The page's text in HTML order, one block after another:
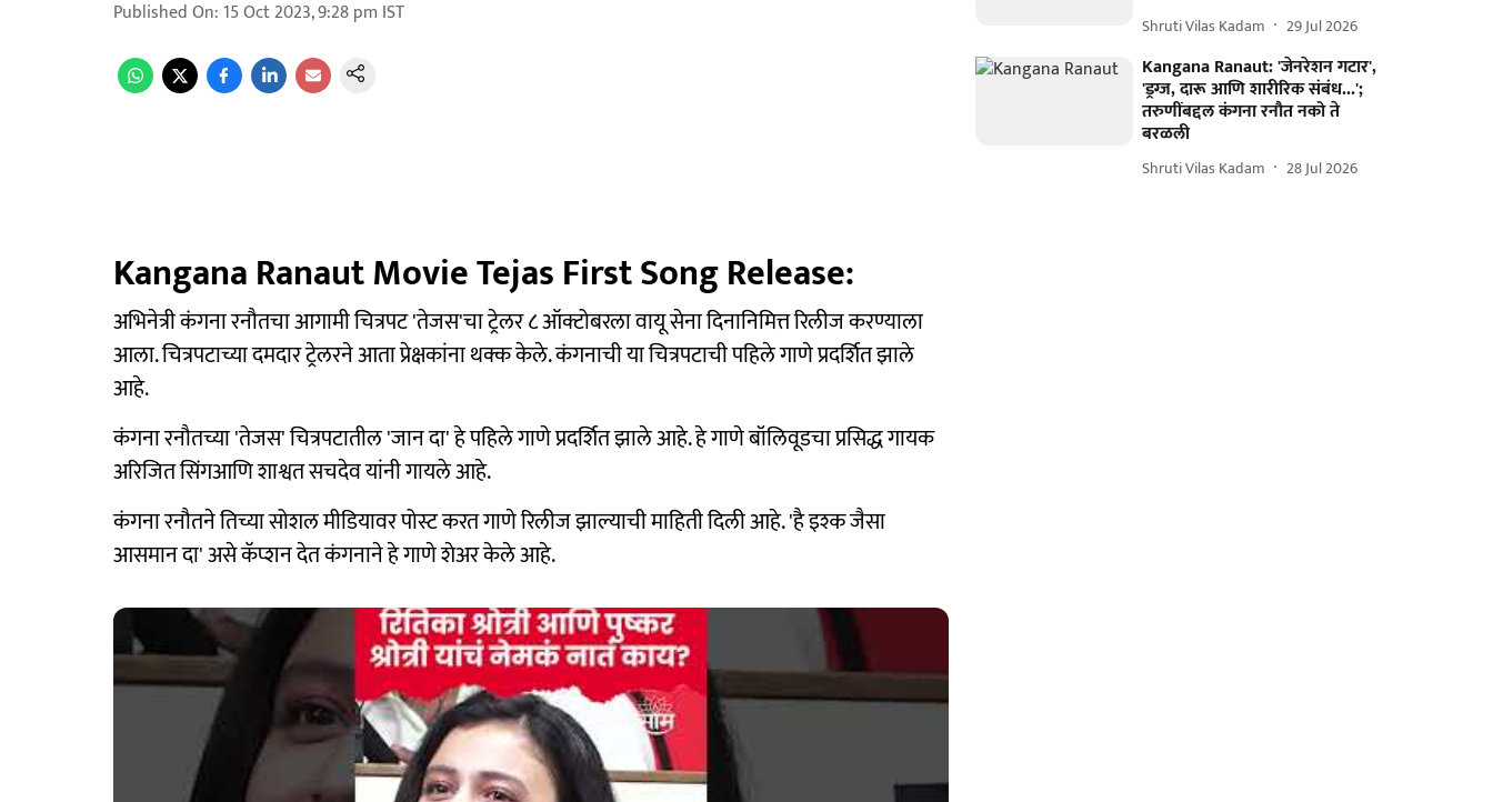
Published On: 15 Oct 2023, 9:28 pm IST
Kangana Ranaut Movie Tejas First Song Release:
अभिनेत्री कंगना रनौतचा आगामी चित्रपट 'तेजस'चा ट्रेलर ८ ऑक्टोबरला वायू सेना दिनानिमित्त रिलीज करण्याला
आला. चित्रपटाच्या दमदार ट्रेलरने आता प्रेक्षकांना थक्क केले. कंगनाची या चित्रपटाची पहिले गाणे प्रदर्शित झाले
आहे.
कंगना रनौतच्या 'तेजस' चित्रपटातील 'जान दा' हे पहिले गाणे प्रदर्शित झाले आहे. हे गाणे बॉलिवूडचा प्रसिद्ध गायक
अरिजित सिंगआणि शाश्वत सचदेव यांनी गायले आहे.
कंगना रनौतने तिच्या सोशल मीडियावर पोस्ट करत गाणे रिलीज झाल्याची माहिती दिली आहे. 'है इश्क जैसा
आसमान दा' असे कॅप्शन देत कंगनाने हे गाणे शेअर केले आहे.
Shruti Vilas Kadam 29 Jul 2026
Kangana Ranaut: 'जेनरेशन गटार',
'ड्रग्ज, दारू आणि शारीरिक संबंध...';
तरुणींबद्दल कंगना रनौत नको ते
बरळली
Shruti Vilas Kadam 28 Jul 2026